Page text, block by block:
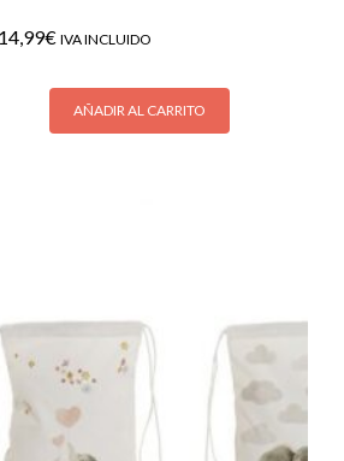
14,99€ IVA INCLUIDO
AÑADIR AL CARRITO